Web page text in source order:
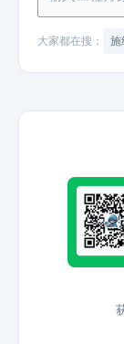
大家都在搜： 施